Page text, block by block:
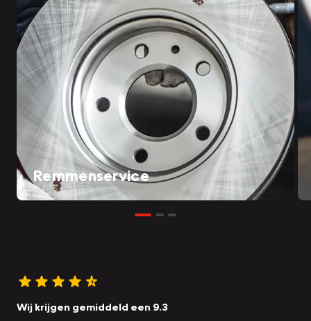
Remmenservice
Wij krijgen gemiddeld een 9.3